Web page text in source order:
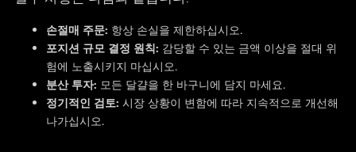
손절매 주문: 항상 손실을 제한하십시오.
포지션 규모 결정 원칙: 감당할 수 있는 금액 이상을 절대 위
험에 노출시키지 마십시오.
분산 투자: 모든 달걀을 한 바구니에 담지 마세요.
정기적인 검토: 시장 상황이 변함에 따라 지속적으로 개선해
나가십시오.